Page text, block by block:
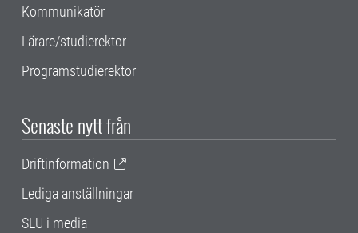
Kommunikatör
Lärare/studierektor
Programstudierektor
Senaste nytt från
Driftinformation
Lediga anställningar
SLU i media